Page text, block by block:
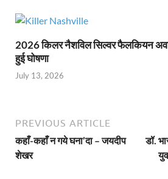
2026 किलर नैशविल सिल्वर फैलकियन
हुई घोषणा
July 13, 2026
PREVIOUS ARTICLE
कहाँ-कहाँ न गये घना’दा – जयदीप
शेखर
डॉ.